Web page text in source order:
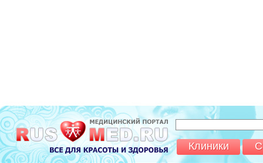
Клиники